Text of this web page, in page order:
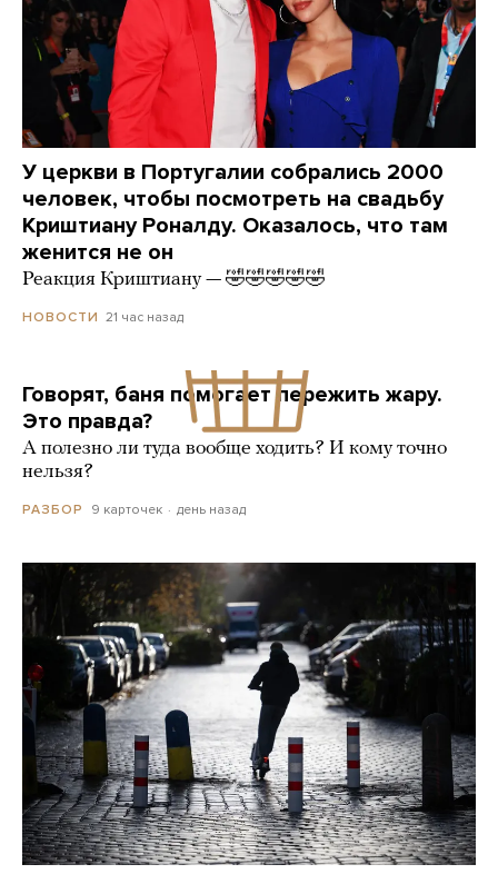
У церкви в Португалии собрались 2000
человек, чтобы посмотреть на свадьбу
Криштиану Роналду. Оказалось, что там
женится не он
Реакция Криштиану — 🤣🤣🤣🤣🤣
НОВОСТИ 21 час назад
Говорят, баня помогает пережить жару.
Это правда?
А полезно ли туда вообще ходить? И кому точно
нельзя?
РАЗБОР 9 карточек день назад